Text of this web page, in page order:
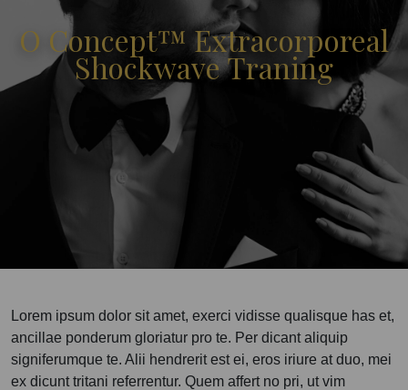
O Concept™ Extracorporeal
Shockwave Traning
Lorem ipsum dolor sit amet, exerci vidisse qualisque has et,
ancillae ponderum gloriatur pro te. Per dicant aliquip
signiferumque te. Alii hendrerit est ei, eros iriure at duo, mei
ex dicunt tritani referrentur. Quem affert no pri, ut vim